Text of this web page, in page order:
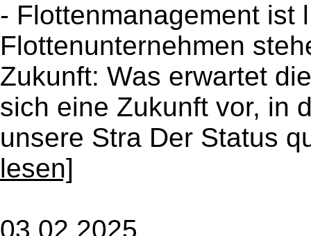
- Flottenmanagement ist
Flottenunternehmen
Zukunft: Was erwartet
sich eine Zukunft vor, in
unsere Stra Der Status
lesen]
03.02.2025